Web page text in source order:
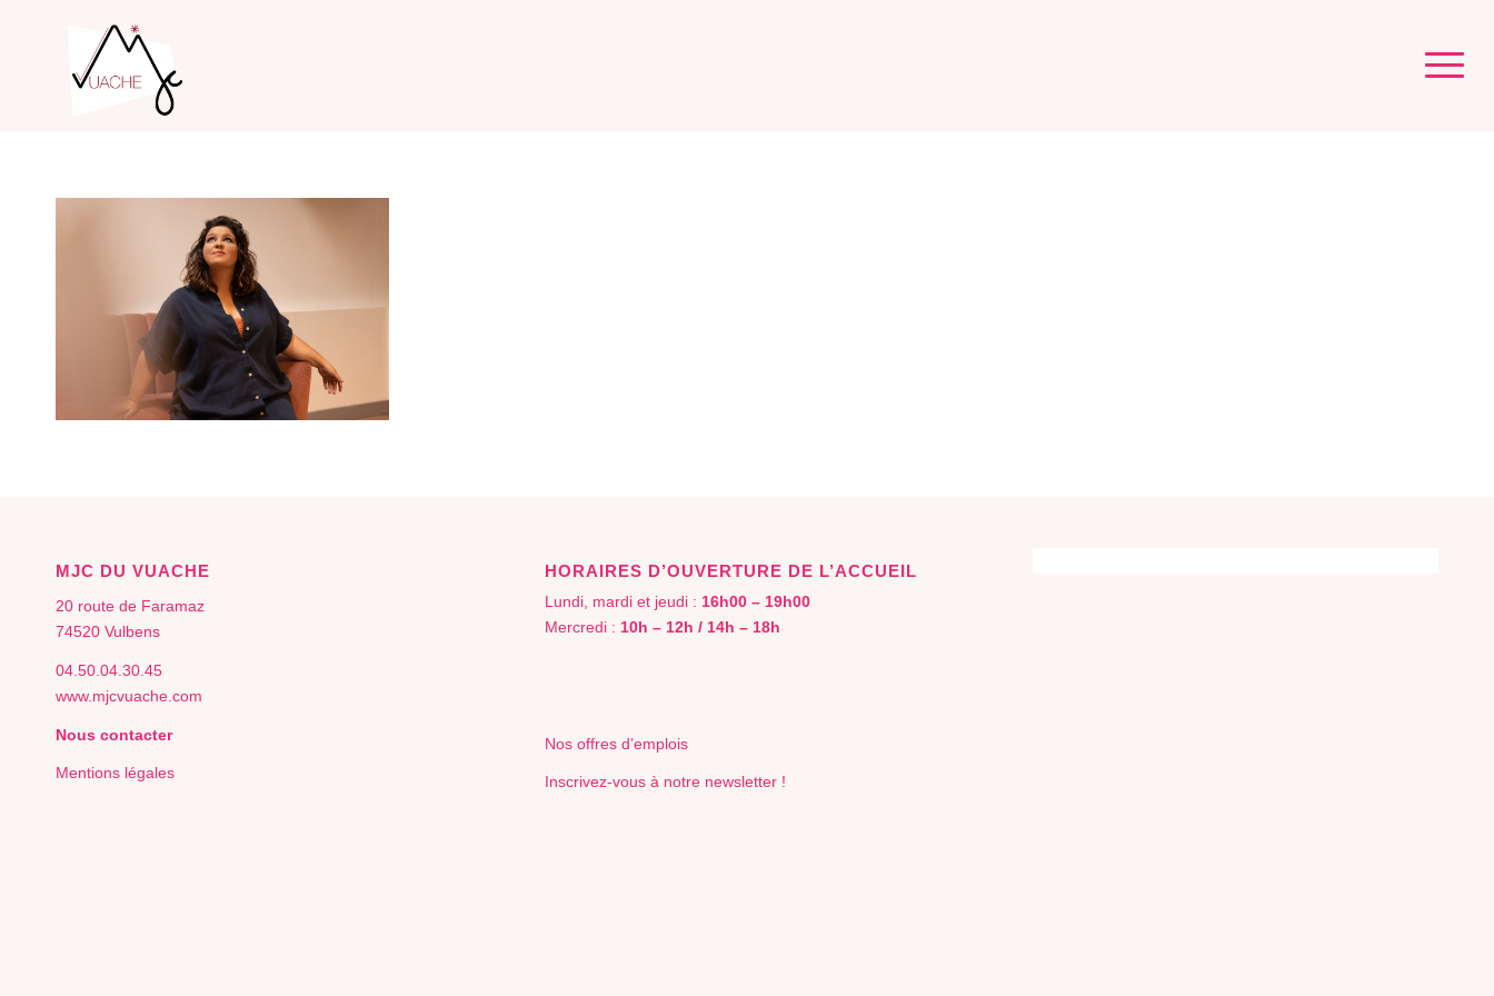
MJC DU VUACHE
20 route de Faramaz
74520 Vulbens
04.50.04.30.45
www.mjcvuache.com
Nous contacter
Mentions légales
HORAIRES D’OUVERTURE DE L’ACCUEIL
Lundi, mardi et jeudi : 16h00 – 19h00
Mercredi : 10h – 12h / 14h – 18h
Nos offres d’emplois
Inscrivez-vous à notre newsletter !